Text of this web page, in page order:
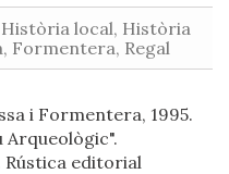
local, Història
Formentera, Regal
i Formentera, 1995.
Arqueològic".
Rústica editorial